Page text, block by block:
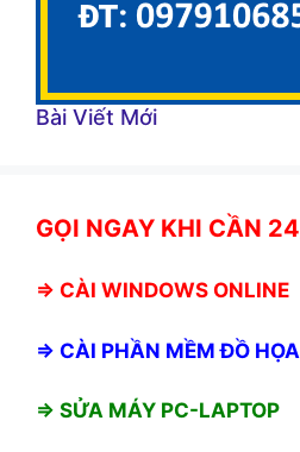
Bài Viết Mới
GỌI NGAY KHI CẦN
⇒ CÀI WINDOWS ONLINE
⇒ CÀI PHẦN MỀM ĐỒ HỌA
⇒ SỬA MÁY PC-LAPTOP